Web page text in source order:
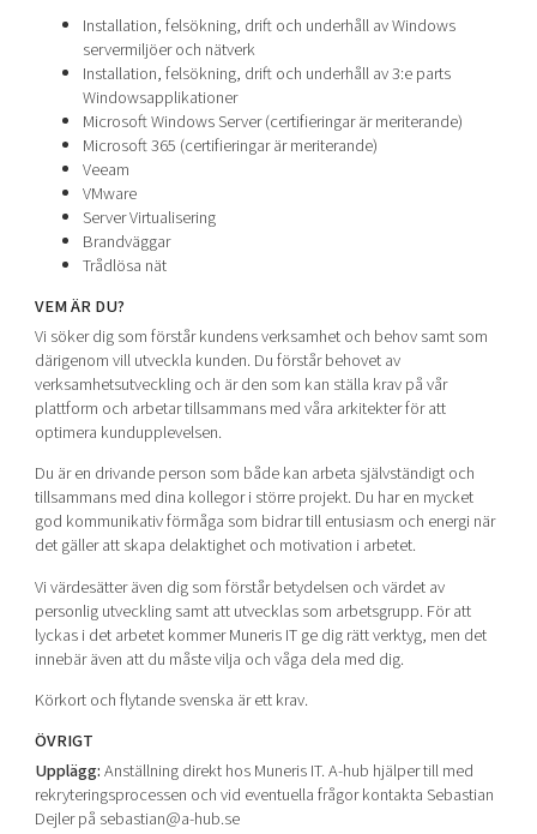
Installation, felsökning, drift och underhåll av Windows
servermiljöer och nätverk
Installation, felsökning, drift och underhåll av 3:e parts
Windowsapplikationer
Microsoft Windows Server (certifieringar är meriterande)
Microsoft 365 (certifieringar är meriterande)
Veeam
VMware
Server Virtualisering
Brandväggar
Trådlösa nät
VEM ÄR DU?
Vi söker dig som förstår kundens verksamhet och behov samt som
därigenom vill utveckla kunden. Du förstår behovet av
verksamhetsutveckling och är den som kan ställa krav på vår
plattform och arbetar tillsammans med våra arkitekter för att
optimera kundupplevelsen.
Du är en drivande person som både kan arbeta självständigt och
tillsammans med dina kollegor i större projekt. Du har en mycket
god kommunikativ förmåga som bidrar till entusiasm och energi när
det gäller att skapa delaktighet och motivation i arbetet.
Vi värdesätter även dig som förstår betydelsen och värdet av
personlig utveckling samt att utvecklas som arbetsgrupp. För att
lyckas i det arbetet kommer Muneris IT ge dig rätt verktyg, men det
innebär även att du måste vilja och våga dela med dig.
Körkort och flytande svenska är ett krav.
ÖVRIGT
Upplägg:Anställning direkt hos Muneris IT. A-hub hjälper till med
rekryteringsprocessen och vid eventuella frågor kontakta Sebastian
Dejler på sebastian@a-hub.se